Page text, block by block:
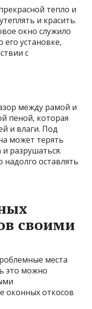
тепло и
и красить.
окно служило
установке,
с
между рамой и
пеной, которая
и влаги. Под
может терять
разрушаться.
оставлять
своими
места
это можно
оконных откосов